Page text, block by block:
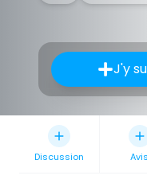
J'y
Discussion Avis